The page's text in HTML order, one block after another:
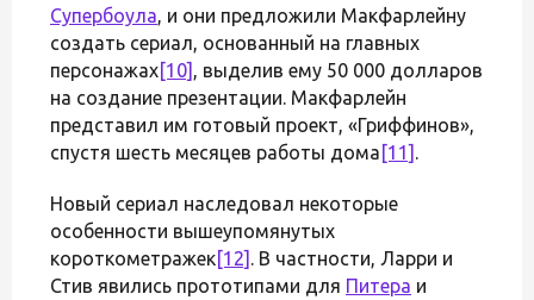
Супербоула, и они предложили Макфарлейну
создать сериал, основанный на главных
персонажах[10] , выделив ему 50 000 долларов
на создание презентации. Макфарлейн
представил им готовый проект, «Гриффинов»,
спустя шесть месяцев работы дома [11] .
Новый сериал наследовал некоторые
особенности вышеупомянутых
короткометражек[12] . В частности, Ларри и
Стив явились прототипами для Питера и